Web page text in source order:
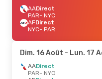
AADirect
PAR- NYC
AFDirect
NYC- PAR
Dim. 16 Août - Lun. 17
AADirect
PAR- NYC